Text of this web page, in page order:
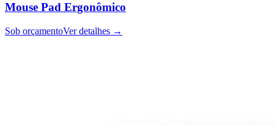
Mouse Pad Ergonômico
Sob orçamentoVer detalhes →